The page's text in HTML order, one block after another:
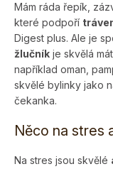
Mám ráda řepík,
které podpoří
Digest plus. Ale je
žlučník je skvělá
například oman,
skvělé bylinky jako
čekanka.
Něco na stres
Na stres jsou skvělé